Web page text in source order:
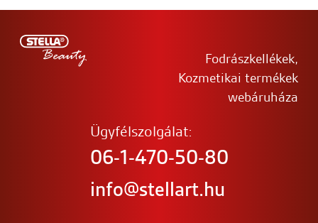
Fodrászkellékek,
Kozmetikai termékek
webáruháza
Ügyfélszolgálat:
06-1-470-50-80
info@stellart.hu